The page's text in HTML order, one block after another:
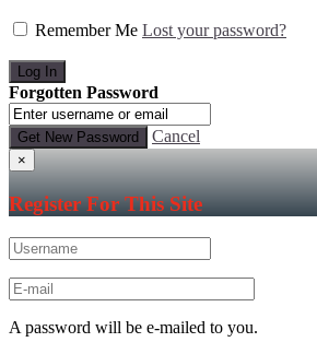
Remember Me Lost your password?
Forgotten Password
Cancel
×
Register For This Site
A password will be e-mailed to you.